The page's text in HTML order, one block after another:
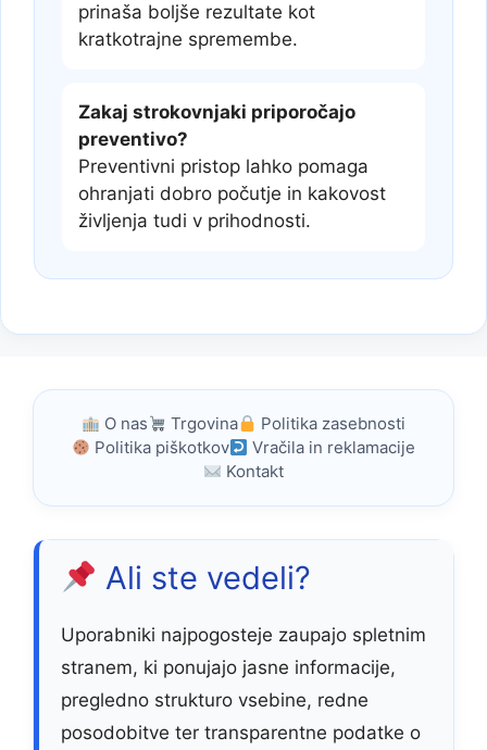
prinaša boljše rezultate kot
kratkotrajne spremembe.
Zakaj strokovnjaki priporočajo
preventivo?
Preventivni pristop lahko pomaga
ohranjati dobro počutje in kakovost
življenja tudi v prihodnosti.
O nas Trgovina
Politika zasebnosti
Politika piškotkov
Vračila in reklamacije
Kontakt
Ali ste vedeli?
Uporabniki najpogosteje zaupajo spletnim
stranem, ki ponujajo jasne informacije,
pregledno strukturo vsebine, redne
posodobitve ter transparentne podatke o